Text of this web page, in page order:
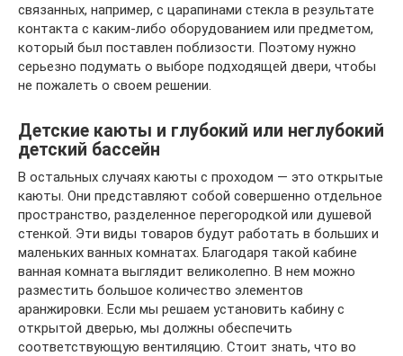
связанных, например, с царапинами стекла в результате
контакта с каким-либо оборудованием или предметом,
который был поставлен поблизости. Поэтому нужно
серьезно подумать о выборе подходящей двери, чтобы
не пожалеть о своем решении.
Детские каюты и глубокий или неглубокий
детский бассейн
В остальных случаях каюты с проходом — это открытые
каюты. Они представляют собой совершенно отдельное
пространство, разделенное перегородкой или душевой
стенкой. Эти виды товаров будут работать в больших и
маленьких ванных комнатах. Благодаря такой кабине
ванная комната выглядит великолепно. В нем можно
разместить большое количество элементов
аранжировки. Если мы решаем установить кабину с
открытой дверью, мы должны обеспечить
соответствующую вентиляцию. Стоит знать, что во